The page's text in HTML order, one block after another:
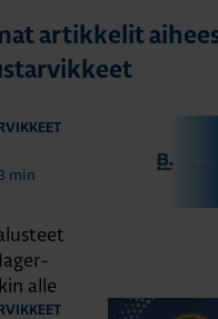
artikkelit
min
alle